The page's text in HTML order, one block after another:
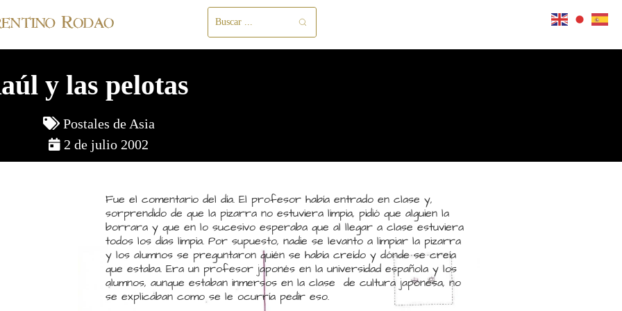
y las pelotas
Postales de Asia
2 de julio 2002
Fue el comentario del día. El profesor había entrado en clase y,
sorprendido de que la pizarra no estuviera limpia, pidió que alguien la
borrara y que en lo sucesivo esperaba que al llegar a clase estuviera
todos los días limpia. Por supuesto, nadie se levanto a limpiar la pizarra
y los alumnos se preguntaron quién se había creído y dónde se creía
que estaba. Era un profesor japonés en la universidad española y los
alumnos, aunque estaban inmersos en la clase de cultura japonesa, no
se explicaban como se le ocurría pedir eso.